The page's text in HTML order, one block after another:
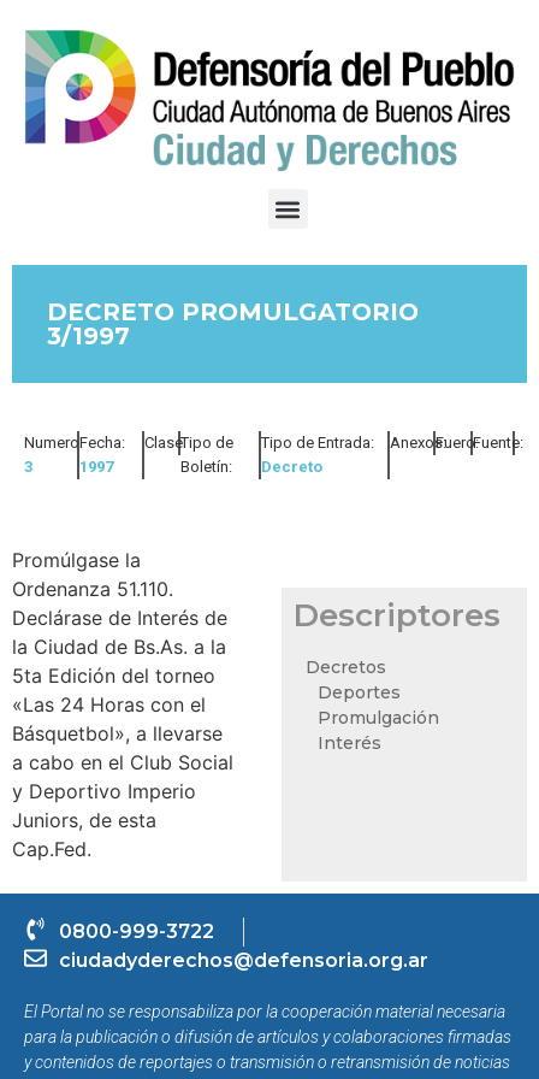
DECRETO PROMULGATORIO
3/1997
Numero:
3
Fecha:
1997
Clase:Tipo de
Boletín:
Tipo de Entrada:
Decreto
Anexos:Fuero:Fuente:
Promúlgase la
Ordenanza 51.110.
Declárase de Interés de
la Ciudad de Bs.As. a la
5ta Edición del torneo
«Las 24 Horas con el
Básquetbol», a llevarse
a cabo en el Club Social
y Deportivo Imperio
Juniors, de esta
Cap.Fed.
Descriptores
Decretos
Deportes
Promulgación
Interés
0800-999-3722
ciudadyderechos@defensoria.org.ar
El Portal no se responsabiliza por la cooperación material necesaria
para la publicación o difusión de artículos y colaboraciones firmadas
y contenidos de reportajes o transmisión o retransmisión de noticias